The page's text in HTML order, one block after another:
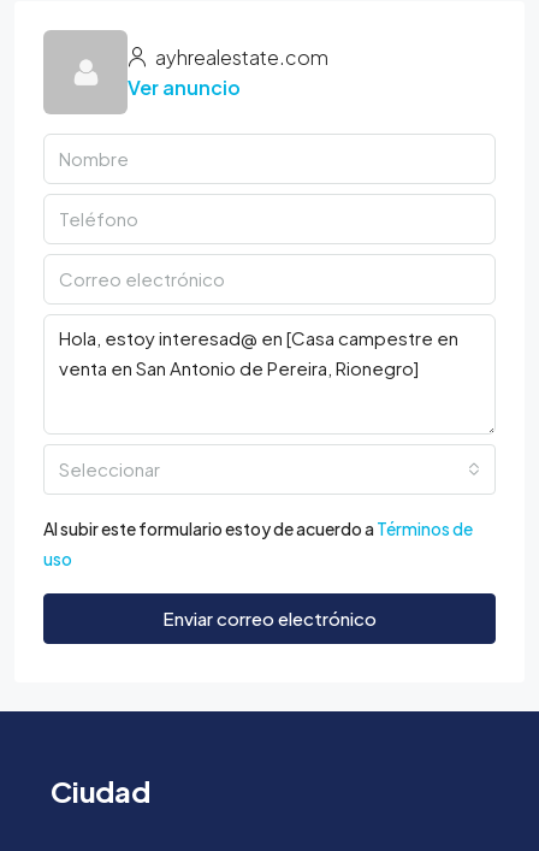
ayhrealestate.com
Ver anuncio
Seleccionar
Al subir este formulario estoy de acuerdo a Términos de
uso
Enviar correo electrónico
Ciudad